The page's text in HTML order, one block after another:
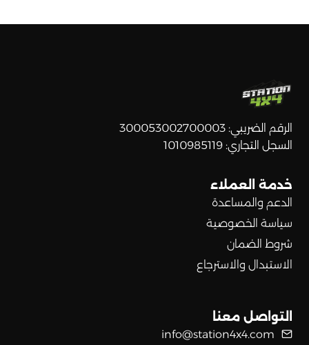
الرقم الضريبي: 300053002700003
السجل التجاري: 1010985119
خدمة العملاء
الدعم والمساعدة
سياسة الخصوصية
شروط الضمان
الاستبدال والاسترجاع
التواصل معنا
info@station4x4.com